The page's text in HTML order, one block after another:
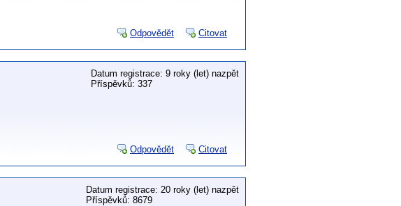
Odpovědět Citovat
Datum registrace: 9 roky (let) nazpět
Příspěvků: 337
Odpovědět Citovat
Datum registrace: 20 roky (let) nazpět
Příspěvků: 8679